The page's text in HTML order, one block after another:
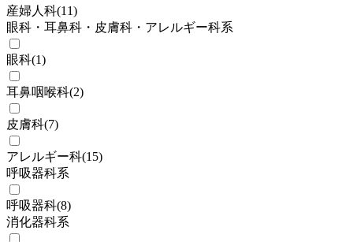
産婦人科(11)
眼科・耳鼻科・皮膚科・アレルギー科系
眼科(1)
耳鼻咽喉科(2)
皮膚科(7)
アレルギー科(15)
呼吸器科系
呼吸器科(8)
消化器科系